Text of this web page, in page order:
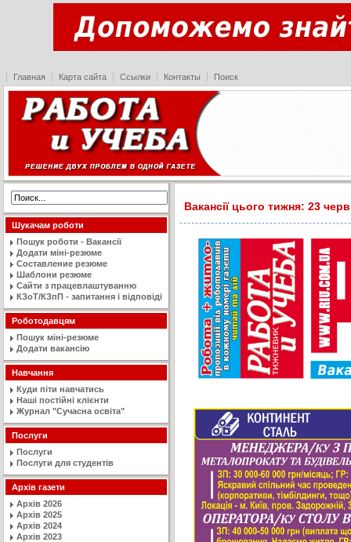
Главная Карта сайта Ссылки Контакты Поиск
Шукачам роботи
Пошук роботи - Вакансії
Додати міні-резюме
Составление резюме
Шаблони резюме
Сайти з працевлаштуванню
КЗоТ/КЗпП - запитання і відповіді
Роботодавцям
Пошук міні-резюме
Додати вакансію
Навчання
Куди піти навчатись
Наші постійні клієнти
Журнал "Сучасна освiта"
Послуги
Послуги
Послуги для студентів
Архів газети
Архів 2026
Архів 2025
Архів 2024
Архів 2023
Вакансії цього тижня: 23